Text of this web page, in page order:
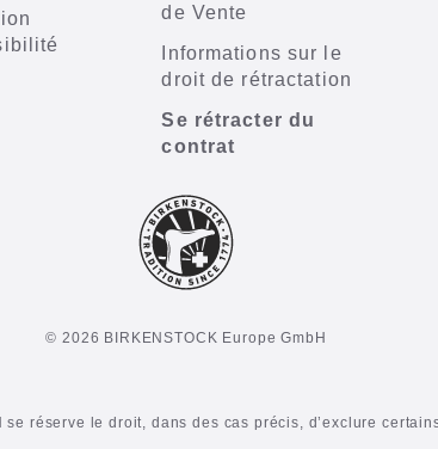
de Vente
Informations sur le
droit de rétractation
Se rétracter du
contrat
© 2026 BIRKENSTOCK Europe GmbH
se réserve le droit, dans des cas précis, d’exclure